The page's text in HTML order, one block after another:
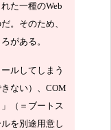
た一種のWeb
。そのため、
がある。
ルしてしまう
ない）、COM
（＝ブートス
を別途用意し